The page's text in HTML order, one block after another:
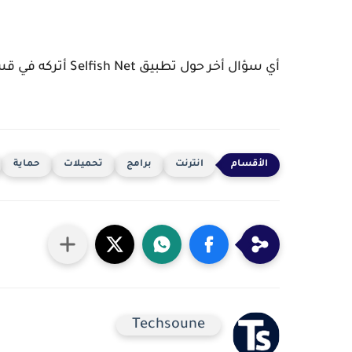
أي سؤال أخر حول تطبيق Selfish Net أتركه في قسم التعليقات
انترنت برامج تحميلات حماية
Techsoune